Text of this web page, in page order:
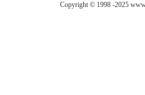
Copyright © 1998 -2025